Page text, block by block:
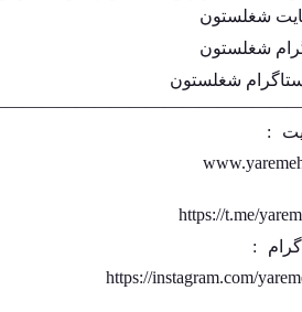
شغلستون
شغلستون
شغلستون
:
https://t.me/
:
https://instagram.com/